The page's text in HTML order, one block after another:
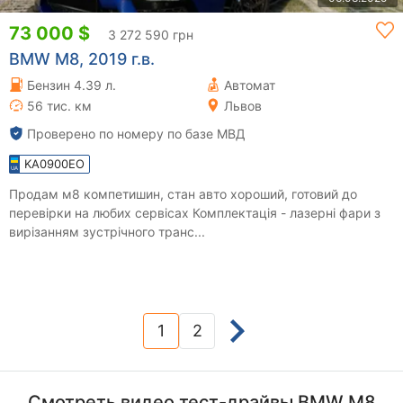
73 000 $ 3 272 590 грн
BMW M8, 2019 г.в.
Бензин 4.39 л.
Автомат
56 тис. км
Львов
Проверено по номеру по базе МВД
KA0900EO
Продам м8 компетишин, стан авто хороший, готовий до
перевірки на любих сервісах Комплектація - лазерні фари з
вирізанням зустрічного транс...
1(current)
2